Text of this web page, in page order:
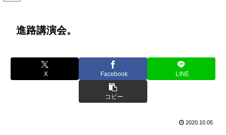
進路講演会。
X Facebook LINE
コピー
2020.10.05